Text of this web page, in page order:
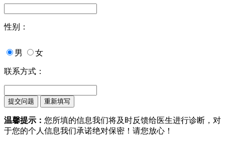
性别：
男 女
联系方式：
温馨提示： 您所填的信息我们将及时反馈给医生进行诊断，对
于您的个人信息我们承诺绝对保密！请您放心！